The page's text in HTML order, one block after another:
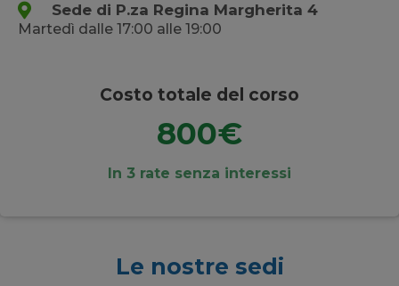
Sede di P.za Regina Margherita 4
Martedì dalle 17:00 alle 19:00
Costo totale del corso
800€
In 3 rate senza interessi
Le nostre sedi